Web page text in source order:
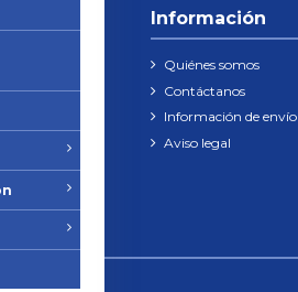
Información
Quiénes somos
Contáctanos
Información de envío
Aviso legal